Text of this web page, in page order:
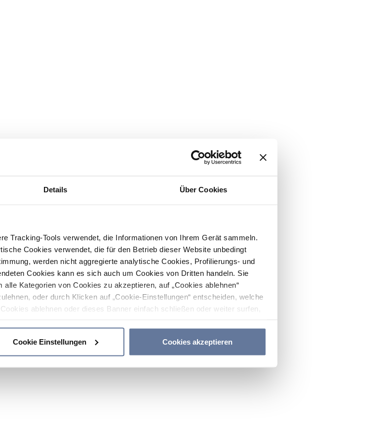
Details Über Cookies
Tracking-Tools verwendet, die Informationen von Ihrem Gerät sammeln.
Cookies verwendet, die für den Betrieb dieser Website unbedingt
werden nicht aggregierte analytische Cookies, Profilierungs- und
Cookies kann es sich auch um Cookies von Dritten handeln. Sie
alle Kategorien von Cookies zu akzeptieren, auf „Cookies ablehnen“
oder durch Klicken auf „Cookie-Einstellungen“ entscheiden, welche
ablehnen oder dieses Banner einfach schließen oder weiter surfen,
Cookie Einstellungen Cookies akzeptieren